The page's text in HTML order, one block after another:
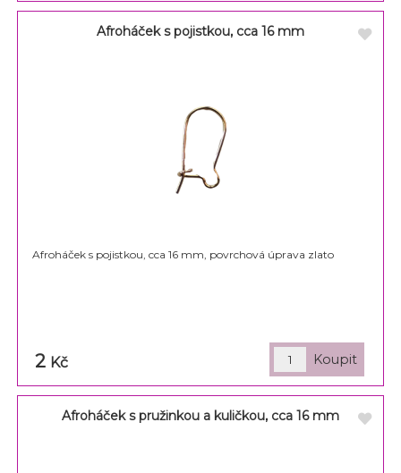
Afroháček s pojistkou, cca 16 mm
Afroháček s pojistkou, cca 16 mm, povrchová úprava zlato
2 Kč
Afroháček s pružinkou a kuličkou, cca 16 mm